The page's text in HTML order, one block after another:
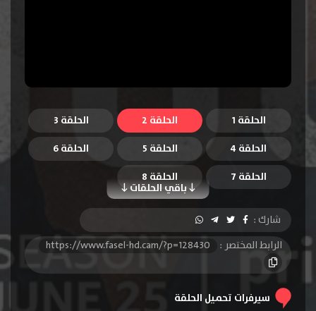
الحلقة 1 الحلقة 2
الحلقة 3
الحلقة 4
الحلقة 5 الحلقة 6
باقي الحلقات
الحلقة 7 الحلقة 8
شارك :
الرابط المختصر :
https://www.fasel-hd.cam/?p=128430
سيرفرات تحميل الحلقة